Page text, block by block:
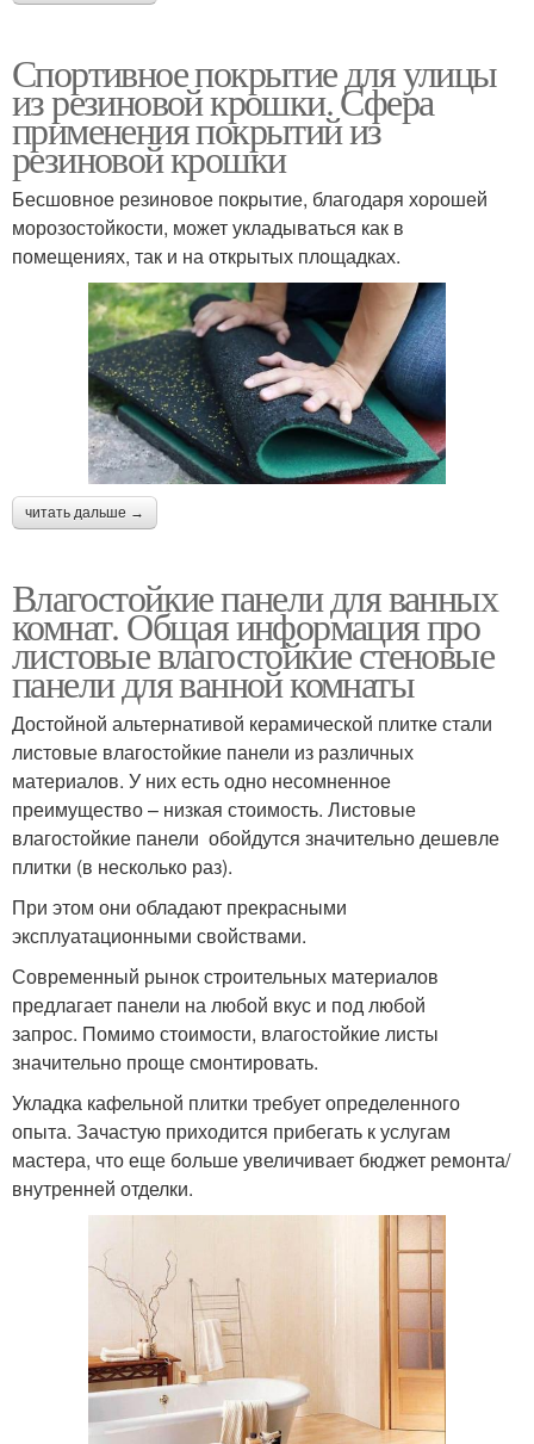
Спортивное покрытие для улицы
из резиновой крошки. Сфера
применения покрытий из
резиновой крошки
Бесшовное резиновое покрытие, благодаря хорошей
морозостойкости, может укладываться как в
помещениях, так и на открытых площадках.
читать дальше →
Влагостойкие панели для ванных
комнат. Общая информация про
листовые влагостойкие стеновые
панели для ванной комнаты
Достойной альтернативой керамической плитке стали
листовые влагостойкие панели из различных
материалов. У них есть одно несомненное
преимущество – низкая стоимость. Листовые
влагостойкие панели обойдутся значительно дешевле
плитки (в несколько раз).
При этом они обладают прекрасными
эксплуатационными свойствами.
Современный рынок строительных материалов
предлагает панели на любой вкус и под любой
запрос. Помимо стоимости, влагостойкие листы
значительно проще смонтировать.
Укладка кафельной плитки требует определенного
опыта. Зачастую приходится прибегать к услугам
мастера, что еще больше увеличивает бюджет ремонта/
внутренней отделки.